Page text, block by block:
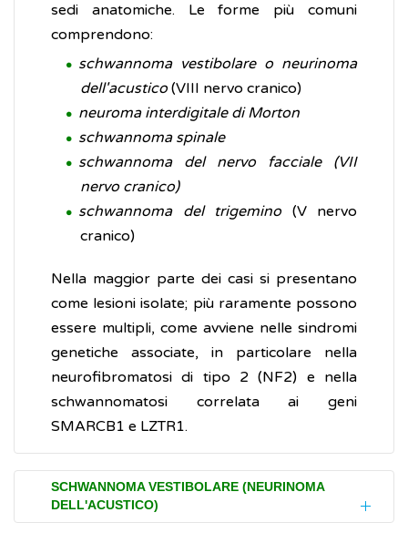
sedi anatomiche. Le forme più comuni
comprendono:
schwannoma vestibolare o neurinoma
dell'acustico(VIII nervo cranico)
neuroma interdigitale di Morton
schwannoma spinale
schwannoma del nervo facciale(VII
nervo cranico)
schwannoma del trigemino(V nervo
cranico)
Nella maggior parte dei casi si presentano
come lesioni isolate; più raramente possono
essere multipli, come avviene nelle sindromi
genetiche associate, in particolare nella
neurofibromatosi di tipo 2 (NF2) e nella
schwannomatosi correlata ai geni
SMARCB1 e LZTR1.
SCHWANNOMA VESTIBOLARE (NEURINOMA
DELL'ACUSTICO)